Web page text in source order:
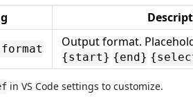
Output format.
{start} {end}
in VS Code settings to customize.